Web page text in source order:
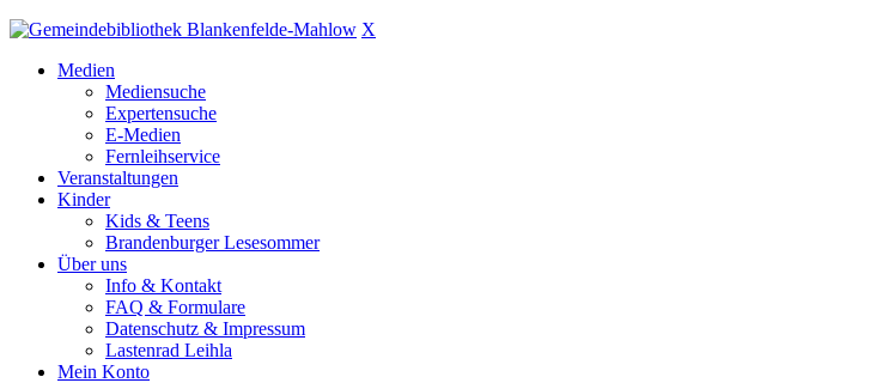
X
Medien
Mediensuche
Expertensuche
E-Medien
Fernleihservice
Veranstaltungen
Kinder
Kids & Teens
Brandenburger Lesesommer
Über uns
Info & Kontakt
FAQ & Formulare
Datenschutz & Impressum
Lastenrad Leihla
Mein Konto